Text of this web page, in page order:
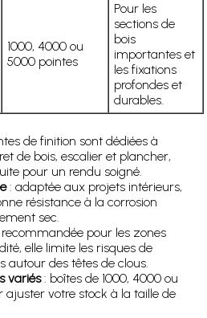
1000, 4000 ou
5000 pointes
Pour les
sections de
bois
importantes et
les fixations
profondes et
durables.
de finition sont dédiées à
de bois, escalier et plancher,
pour un rendu soigné.
: adaptée aux projets intérieurs,
résistance à la corrosion
sec.
recommandée pour les zones
elle limite les risques de
autour des têtes de clous.
variés: boîtes de 1000, 4000 ou
ajuster votre stock à la taille de